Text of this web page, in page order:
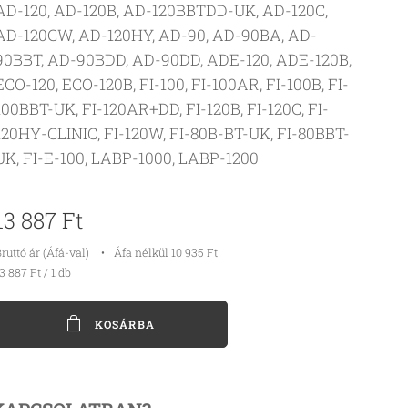
120, AD-120B, AD-120BBTDD-UK, AD-120C,
120CW, AD-120HY, AD-90, AD-90BA, AD-
AD-90BDD, AD-90DD, ADE-120, ADE-120B,
120, ECO-120B, FI-100, FI-100AR, FI-100B, FI-
UK, FI-120AR+DD, FI-120B, FI-120C, FI-
CLINIC, FI-120W, FI-80B-BT-UK, FI-80BBT-
FI-E-100, LABP-1000, LABP-1200
887 Ft
ár (Áfá-val)
Áfa nélkül 10 935 Ft
887 Ft / 1 db
KOSÁRBA